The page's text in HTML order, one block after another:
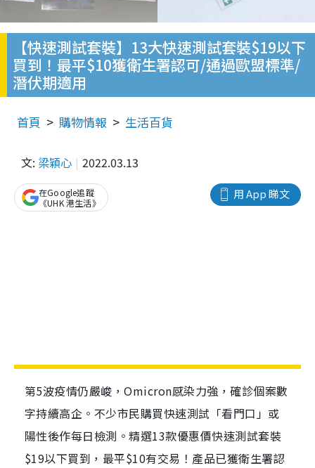
【快速測試套裝】13大快速測試套裝$19以下
買到！最平$10獲衛生署認可/通過歐盟標準/
潛伏期適用
首頁 購物情報 生活百貨
文: 梁穎心 2022.03.13
用 App 睇文
在Google追蹤
《UHK 港生活》
第5波疫情仍嚴峻，Omicron感染力強，確診個案數
字持續高企。不少市民購買快速測試「看門口」或
陽性後作每日檢測。精選13款優惠價快速測試套裝
$19以下買到，最平$10有交易！產品已獲衛生署認